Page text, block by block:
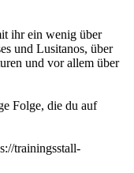
ihr ein wenig über
und Lusitanos, über
und vor allem über
Folge, die du auf
trainingsstall-